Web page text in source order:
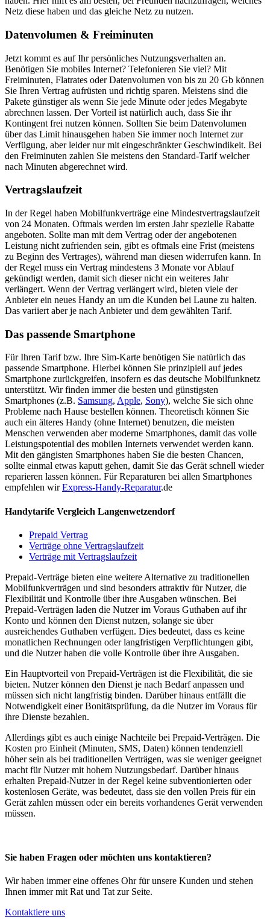
Netz diese haben und das gleiche Netz zu nutzen.
Datenvolumen & Freiminuten
Jetzt kommt es auf Ihr persönliches Nutzungsverhalten an.
Benötigen Sie mobiles Internet? Telefonieren Sie viel? Mit
Freiminuten, Flatrates oder Datenvolumen von bis zu 20 Gb können
Sie Ihren Vertrag aufrüsten und richtig sparen. Meistens sind die
Pakete günstiger als wenn Sie jede Minute oder jedes Megabyte
abrechnen lassen. Der Vorteil ist natürlich auch, dass Sie ihr
Kontingent frei nutzen können. Sollten Sie beim Datenvolumen
über das Limit hinausgehen haben Sie immer noch Internet zur
Verfügung, aber leider nur mit eingeschränkter Geschwindikeit. Bei
den Freiminuten zahlen Sie meistens den Standard-Tarif welcher
nach Minuten abgerechnet wird.
Vertragslaufzeit
In der Regel haben Mobilfunkverträge eine Mindestvertragslaufzeit
von 24 Monaten. Oftmals werden im ersten Jahr spezielle Rabatte
angeboten. Sollte man mit dem Vertrag oder der angebotenen
Leistung nicht zufrienden sein, gibt es oftmals eine Frist (meistens
zu Beginn des Vertrages), während man diesen widerrufen kann. In
der Regel muss ein Vertrag mindestens 3 Monate vor Ablauf
gekündigt werden, damit sich dieser nicht ein weiteres Jahr
verlängert. Wenn der Vertrag verlängert wird, bieten viele der
Anbieter ein neues Handy an um die Kunden bei Laune zu halten.
Das variiert aber je nach Anbieter und dem gewählten Tarif.
Das passende Smartphone
Für Ihren Tarif bzw. Ihre Sim-Karte benötigen Sie natürlich das
passende Smartphone. Hierbei können Sie prinzipiell auf jedes
Smartphone zurückgreifen, insofern es das deutsche Mobilfunknetz
unterstützt. Wir finden immer die besten und günstigsten
Smartphones (z.B. Samsung, Apple, Sony), welche Sie sich ohne
Probleme nach Hause bestellen können. Theoretisch können Sie
auch ein älteres Handy (ohne Internet) benutzen, die meisten
Menschen verwenden aber moderne Smartphones, damit das volle
Leistungspotential des mobilen Internets verwendet werden kann.
Mit den gängisten Smartphones haben Sie die besten Chancen,
sollte einmal etwas kaputt gehen, damit Sie das Gerät schnell wieder
reparieren lassen können. Für Reparaturen bei allen Smartphones
empfehlen wirExpress-Handy-Reparatur.de
Handytarife Vergleich Langenwetzendorf
Prepaid Vertrag
Verträge ohne Vertragslaufzeit
Verträge mit Vertragslaufzeit
Prepaid-Verträge bieten eine weitere Alternative zu traditionellen
Mobilfunkverträgen und sind besonders attraktiv für Nutzer, die
Flexibilität und Kontrolle über ihre Ausgaben wünschen. Bei
Prepaid-Verträgen laden die Nutzer im Voraus Guthaben auf ihr
Konto und können den Dienst nutzen, solange sie über
ausreichendes Guthaben verfügen. Dies bedeutet, dass es keine
monatlichen Rechnungen oder langfristigen Verpflichtungen gibt,
und die Nutzer haben die volle Kontrolle über ihre Ausgaben.
Ein Hauptvorteil von Prepaid-Verträgen ist die Flexibilität, die sie
bieten. Nutzer können den Dienst je nach Bedarf anpassen und
müssen sich nicht langfristig binden. Darüber hinaus entfällt die
Notwendigkeit einer Bonitätsprüfung, da die Nutzer im Voraus für
ihre Dienste bezahlen.
Allerdings gibt es auch einige Nachteile bei Prepaid-Verträgen. Die
Kosten pro Einheit (Minuten, SMS, Daten) können tendenziell
höher sein als bei traditionellen Verträgen, was sie weniger geeignet
macht für Nutzer mit hohem Nutzungsbedarf. Darüber hinaus
erhalten Prepaid-Nutzer in der Regel keine subventionierten oder
kostenlosen Geräte, was bedeutet, dass sie den vollen Preis für ein
Gerät zahlen müssen oder ein bereits vorhandenes Gerät verwenden
müssen.
Sie haben Fragen oder möchten uns kontaktieren?
Wir haben immer eine offenes Ohr für unsere Kunden und stehen
Ihnen immer mit Rat und Tat zur Seite.
Kontaktiere uns